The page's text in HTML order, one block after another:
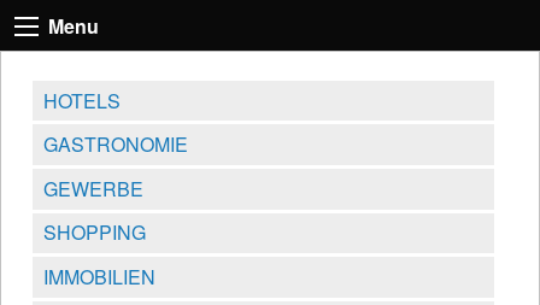
Menu
HOTELS
GASTRONOMIE
GEWERBE
SHOPPING
IMMOBILIEN